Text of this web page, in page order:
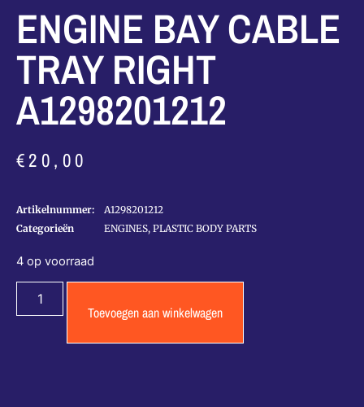
ENGINE BAY CABLE
TRAY RIGHT
A1298201212
€20,00
Artikelnummer:
A1298201212
Categorieën
ENGINES, PLASTIC BODY PARTS
4 op voorraad
Toevoegen aan winkelwagen